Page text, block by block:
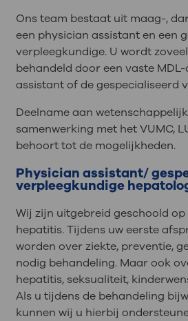
Ons team bestaat uit maag-,
een physician assistant en een
verpleegkundige. U wordt
behandeld door een vaste
assistant of de gespecialiseerd
Deelname aan
samenwerking met het VUMC,
behoort tot de mogelijkheden.
Physician assistant/
verpleegkundige
Wij zijn uitgebreid geschoold
hepatitis. Tijdens uw eerste
worden over ziekte, preventie,
nodig behandeling. Maar ook
hepatitis, seksualiteit,
Als u tijdens de behandeling
kunnen wij u hierbij